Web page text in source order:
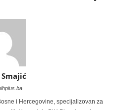
i Hercegovine, specijalizovan za